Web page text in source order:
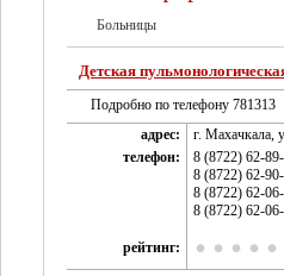
Больницы
Детская
Подробно по телефону 781313
адрес:
г. Махачкала,
телефон:
8 (8722) 62-
8 (8722) 62-
8 (8722) 62-
8 (8722) 62-
рейтинг: